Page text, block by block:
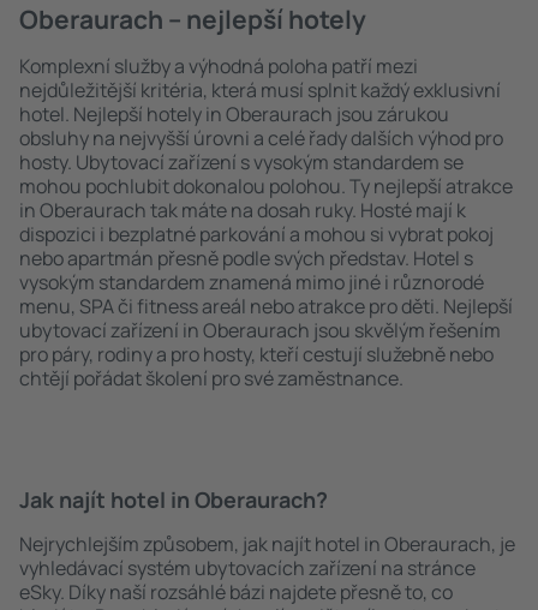
Oberaurach – nejlepší hotely
Komplexní služby a výhodná poloha patří mezi
nejdůležitější kritéria, která musí splnit každý exklusivní
hotel. Nejlepší hotely in Oberaurach jsou zárukou
obsluhy na nejvyšší úrovni a celé řady dalších výhod pro
hosty. Ubytovací zařízení s vysokým standardem se
mohou pochlubit dokonalou polohou. Ty nejlepší atrakce
in Oberaurach tak máte na dosah ruky. Hosté mají k
dispozici i bezplatné parkování a mohou si vybrat pokoj
nebo apartmán přesně podle svých představ. Hotel s
vysokým standardem znamená mimo jiné i různorodé
menu, SPA či fitness areál nebo atrakce pro děti. Nejlepší
ubytovací zařízení in Oberaurach jsou skvělým řešením
pro páry, rodiny a pro hosty, kteří cestují služebně nebo
chtějí pořádat školení pro své zaměstnance.
Jak najít hotel in Oberaurach?
Nejrychlejším způsobem, jak najít hotel in Oberaurach, je
vyhledávací systém ubytovacích zařízení na stránce
eSky. Díky naší rozsáhlé bázi najdete přesně to, co